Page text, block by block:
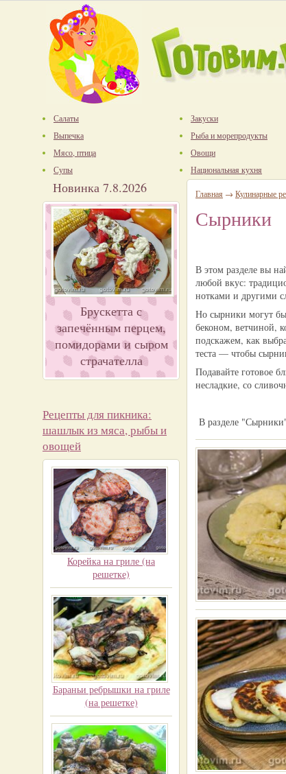
Салаты
Выпечка
Мясо, птица
Супы
Закуски
Рыба и морепродукты
Овощи
Национальная кухня
Новинка 7.8.2026
Брускетта с
запечённым перцем,
помидорами и сыром
страчателла
Рецепты для пикника:
шашлык из мяса, рыбы и
овощей
Корейка на гриле (на
решетке)
Бараньи ребрышки на гриле
(на решетке)
Главная → Кулинарные
Сырники
В этом разделе вы
любой вкус:
нотками и другими
Но сырники могут
беконом, ветчиной,
подскажем, как
теста — чтобы
Подавайте готовое
несладкие, со
В разделе